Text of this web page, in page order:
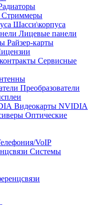
Стриммеры
Шасси\корпуса
Лицевые панели
Райзер-карты
Сервисные
Преобразователи
Видеокарты NVIDIA
Оптические
VoIP
Системы